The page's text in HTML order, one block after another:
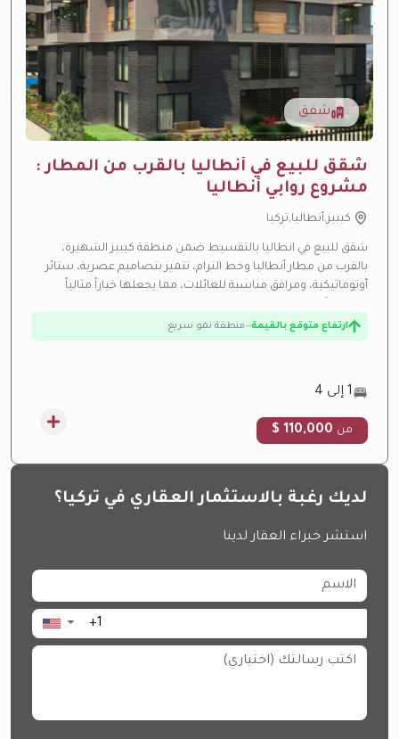
شقق
شقق للبيع في أنطاليا بالقرب من المطار :
مشروع روابي أنطاليا
كيبيز,أنطاليا,تركيا
شقق للبيع في انطاليا بالتقسيط ضمن منطقة كيبيز الشهيرة،
بالقرب من مطار أنطاليا وخط الترام، تتميز بتصاميم عصرية، ستائر
أوتوماتيكية، ومرافق مناسبة للعائلات، مما يجعلها خياراً مثالياً
ارتفاع متوقع بالقيمة
عائد إيجاري مرتفع—عائد استثماري مرتفع من الإيجار
بالتقسيط
1 إلى 4
من 110,000 $
لديك رغبة بالاستثمار العقاري في تركيا؟
استشر خبراء العقار لدينا
▼